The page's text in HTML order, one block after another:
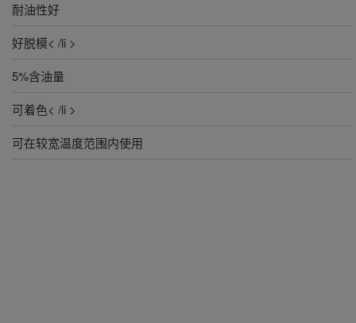
耐油性好
好脱模< /li >
5%含油量
可着色< /li >
可在较宽温度范围内使用